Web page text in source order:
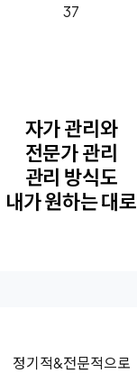
자가 관리와
전문가 관리
관리 방식도
내가 원하는 대로
정기적&전문적으로